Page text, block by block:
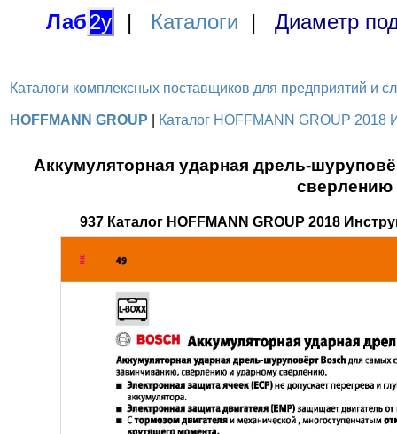
Лаб2у | Каталоги | Диаметр
Каталоги комплексных поставщиков для предприятий и
HOFFMANN GROUP Каталог HOFFMANN GROUP 2018
Аккумуляторная ударная дрель-
сверлению
937 Каталог HOFFMANN GROUP 2018